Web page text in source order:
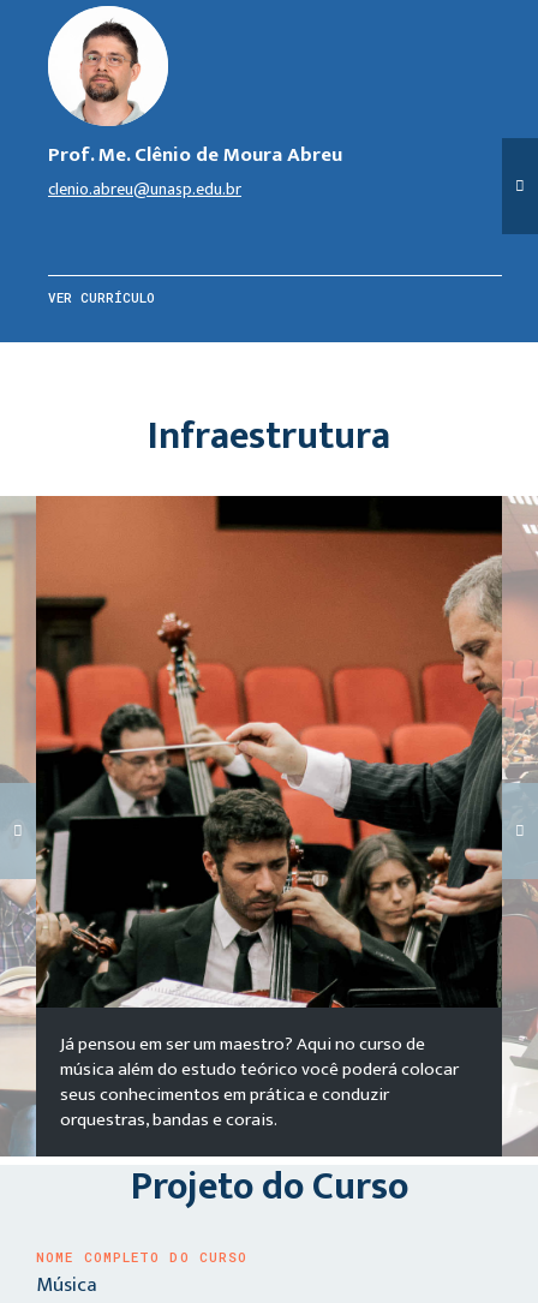
Prof. Me. Clênio de Moura Abreu
clenio.abreu@unasp.edu.br
VER CURRÍCULO
Infraestrutura
Carregando galeria...
Já pensou em ser um maestro? Aqui no curso de
música além do estudo teórico você poderá colocar
seus conhecimentos em prática e conduzir
orquestras, bandas e corais.
Projeto do Curso
NOME COMPLETO DO CURSO
Música